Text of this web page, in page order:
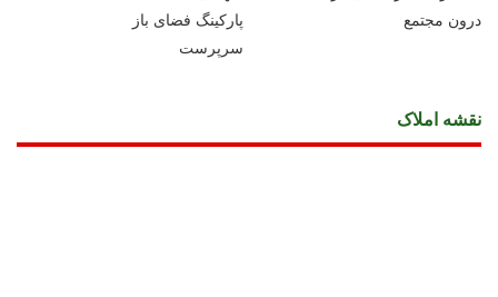
پارکینگ فضای باز
درون مجتمع
سرپرست
نقشه املاک